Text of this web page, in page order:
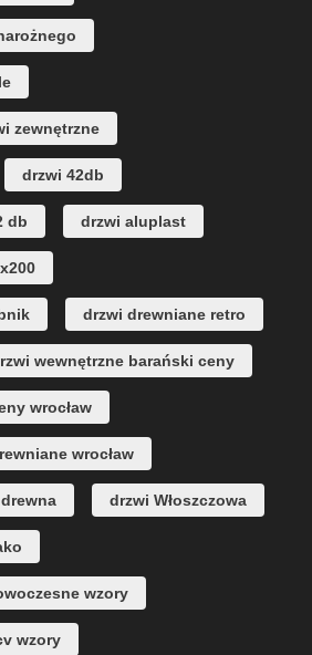
zewnętrzne
drzwi 42db
db drzwi aluplast
drzwi drewniane retro
wewnętrzne barański ceny
wrocław
wrocław
drzwi Włoszczowa
wzory
wzory